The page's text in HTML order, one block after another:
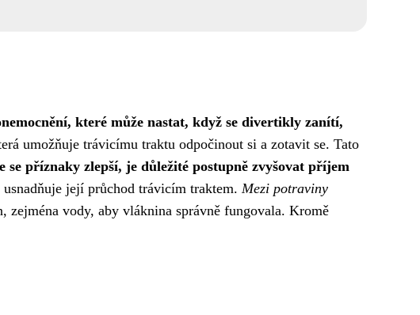
které může nastat, když se divertikly zanítí,
umožňuje trávicímu traktu odpočinout si a zotavit se. Tato
se příznaky zlepší, je důležité postupně zvyšovat příjem
její průchod trávicím traktem. Mezi potraviny
zejména vody, aby vláknina správně fungovala. Kromě